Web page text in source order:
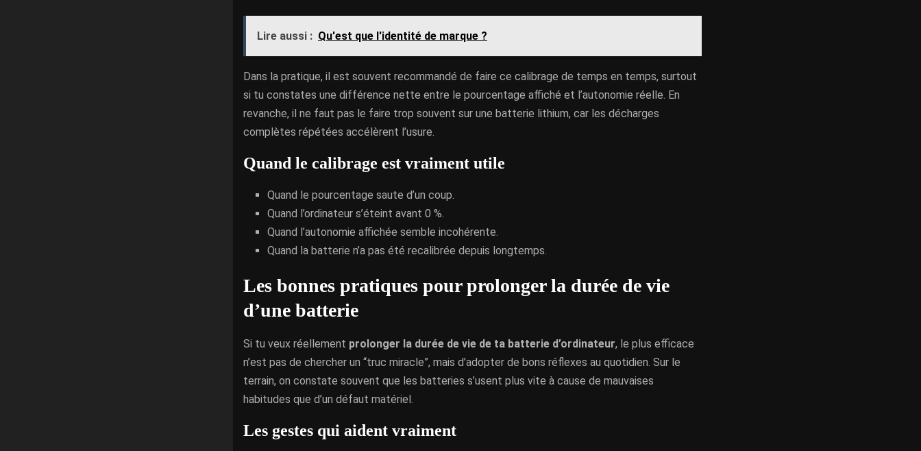
Lire aussi : Qu'est que l'identité de marque ?
Dans la pratique, il est souvent recommandé de faire ce calibrage de temps en temps, surtout
si tu constates une différence nette entre le pourcentage affiché et l’autonomie réelle. En
revanche, il ne faut pas le faire trop souvent sur une batterie lithium, car les décharges
complètes répétées accélèrent l’usure.
Quand le calibrage est vraiment utile
Quand le pourcentage saute d’un coup.
Quand l’ordinateur s’éteint avant 0 %.
Quand l’autonomie affichée semble incohérente.
Quand la batterie n’a pas été recalibrée depuis longtemps.
Les bonnes pratiques pour prolonger la durée de vie
d’une batterie
Si tu veux réellement prolonger la durée de vie de ta batterie d’ordinateur, le plus efficace
n’est pas de chercher un “truc miracle”, mais d’adopter de bons réflexes au quotidien. Sur le
terrain, on constate souvent que les batteries s’usent plus vite à cause de mauvaises
habitudes que d’un défaut matériel.
Les gestes qui aident vraiment